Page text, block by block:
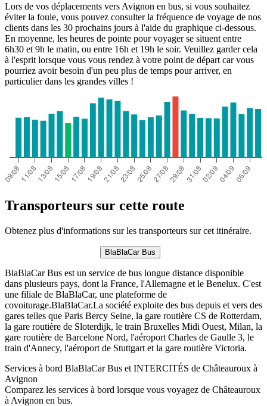
Lors de vos déplacements vers Avignon en bus, si vous souhaitez
éviter la foule, vous pouvez consulter la fréquence de voyage de nos
clients dans les 30 prochains jours à l'aide du graphique ci-dessous.
En moyenne, les heures de pointe pour voyager se situent entre
6h30 et 9h le matin, ou entre 16h et 19h le soir. Veuillez garder cela
à l'esprit lorsque vous vous rendez à votre point de départ car vous
pourriez avoir besoin d'un peu plus de temps pour arriver, en
particulier dans les grandes villes !
Transporteurs sur cette route
Obtenez plus d'informations sur les transporteurs sur cet itinéraire.
BlaBlaCar Bus
BlaBlaCar Bus est un service de bus longue distance disponible
dans plusieurs pays, dont la France, l'Allemagne et le Benelux. C'est
une filiale de BlaBlaCar, une plateforme de
covoiturage.BlaBlaCar.La société exploite des bus depuis et vers des
gares telles que Paris Bercy Seine, la gare routière CS de Rotterdam,
la gare routière de Sloterdijk, le train Bruxelles Midi Ouest, Milan, la
gare routière de Barcelone Nord, l'aéroport Charles de Gaulle 3, le
train d'Annecy, l'aéroport de Stuttgart et la gare routière Victoria.
Services à bord BlaBlaCar Bus et INTERCITÉS de Châteauroux à
Avignon
Comparez les services à bord lorsque vous voyagez de Châteauroux
à Avignon en bus.